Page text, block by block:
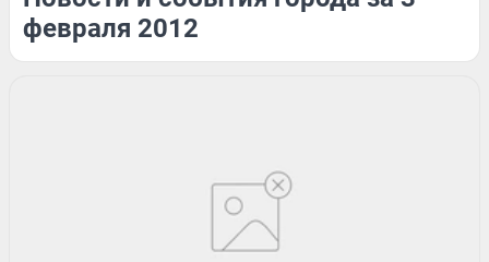
февраля 2012